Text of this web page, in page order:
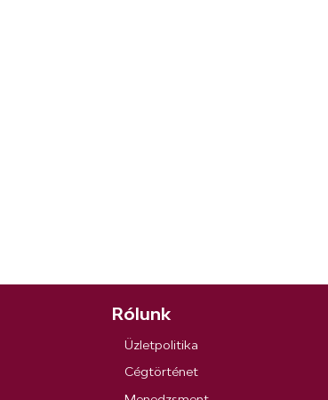
Rólunk
Üzletpolitika
Cégtörténet